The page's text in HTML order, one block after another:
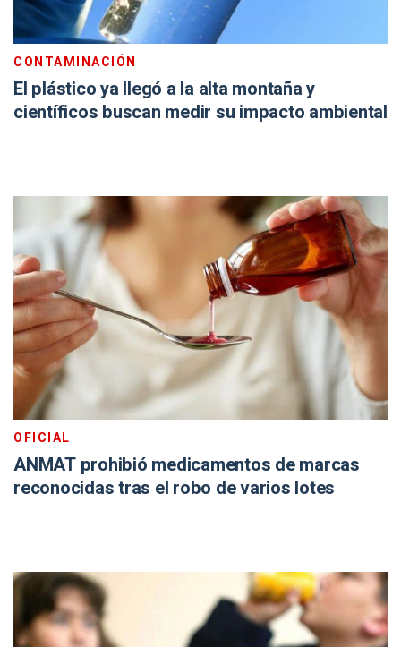
CONTAMINACIÓN
El plástico ya llegó a la alta montaña y
científicos buscan medir su impacto ambiental
OFICIAL
ANMAT prohibió medicamentos de marcas
reconocidas tras el robo de varios lotes